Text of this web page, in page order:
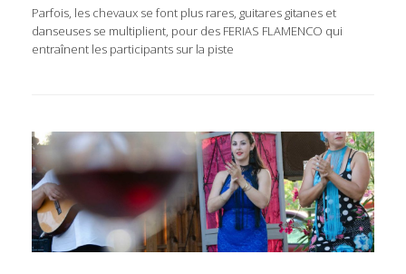
Parfois, les chevaux se font plus rares, guitares gitanes et
danseuses se multiplient, pour des FERIAS FLAMENCO qui
entraînent les participants sur la piste